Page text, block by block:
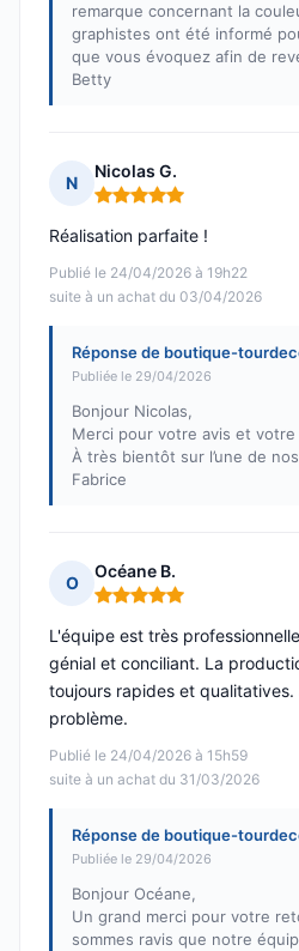
remarque concernant la
graphistes ont été informé
que vous évoquez afin de
Betty
N
Nicolas G.
Note : 5 sur 5
Publié le 24/04/2026 à 19h22
suite à un achat du 03/04/2026
Réalisation parfaite !
Réponse de boutique-
Publiée le 29/04/2026
Bonjour Nicolas,
Merci pour votre avis et
À très bientôt sur l’une de
Fabrice
O
Océane B.
Note : 5 sur 5
Publié le 24/04/2026 à 15h59
suite à un achat du 31/03/2026
L'équipe est très
génial et conciliant. La
toujours rapides et
problème.
Réponse de boutique-
Publiée le 29/04/2026
Bonjour Océane,
Un grand merci pour votre
sommes ravis que notre